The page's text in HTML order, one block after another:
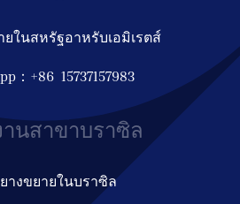
ยในสหรัฐอาหรับเอมิเรตส์
：+86 15737157983
นสาขาบราซิล
างขยายในบราซิล